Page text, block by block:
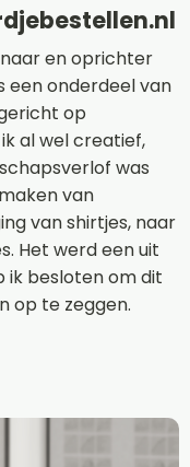
en oprichter
een onderdeel van
op
al wel creatief,
was
van
van shirtjes, naar
Het werd een uit
ik besloten om dit
op te zeggen.